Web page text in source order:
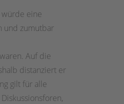
eine
und zumutbar
Auf die
distanziert er
gilt für alle